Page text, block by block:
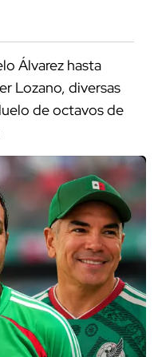
Álvarez hasta
Lozano, diversas
de octavos de